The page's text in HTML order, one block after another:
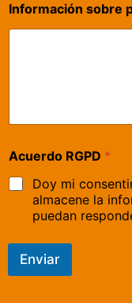
Información sobre
Acuerdo RGPD *
Doy mi
almacene la
puedan
Enviar